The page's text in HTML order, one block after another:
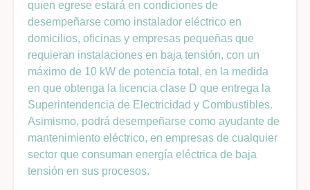
quien egrese estará en condiciones de
desempeñarse como instalador eléctrico en
domicilios, oficinas y empresas pequeñas que
requieran instalaciones en baja tensión, con un
máximo de 10 kW de potencia total, en la medida
en que obtenga la licencia clase D que entrega la
Superintendencia de Electricidad y Combustibles.
Asimismo, podrá desempeñarse como ayudante de
mantenimiento eléctrico, en empresas de cualquier
sector que consuman energía eléctrica de baja
tensión en sus procesos.